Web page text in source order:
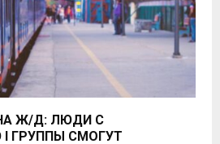
Ж/Д: ЛЮДИ С
ГРУППЫ СМОГУТ